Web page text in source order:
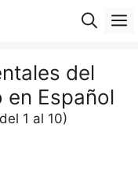
del
en Español
1 al 10)